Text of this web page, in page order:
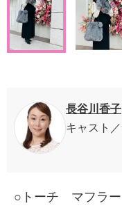
長谷川香子
キャスト
○トーチ マフラー